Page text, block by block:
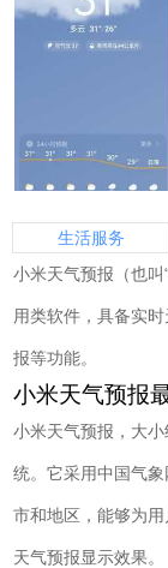
生活服务
小米天气预报（也
用类软件，具备实
报等功能。
小米天气预报
小米天气预报，大
统。它采用中国气
市和地区，能够为
天气预报显示效果。